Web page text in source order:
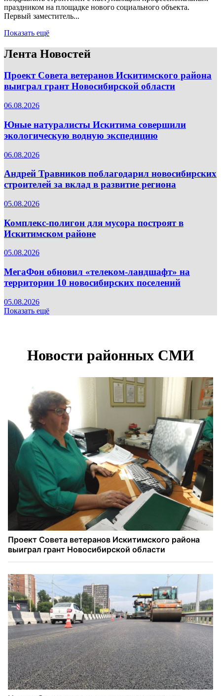
праздником на площадке нового социального объекта.
Первый заместитель...
Показать ещё
Лента Новостей
Проект Совета ветеранов Искитимского района
выиграл грант Новосибирской области
06.08.2026
Юные натуралисты Искитима совершили
экологическую водную экспедицию
06.08.2026
Андрей Травников поблагодарил новосибирских
строителей за вклад в развитие региона
05.08.2026
Комплекс-полигон для мусора построят в
Искитимском районе
05.08.2026
МегаФон обновил «телеком-ландшафт» на
территории 10 новосибирских поселений
05.08.2026
Показать ещё